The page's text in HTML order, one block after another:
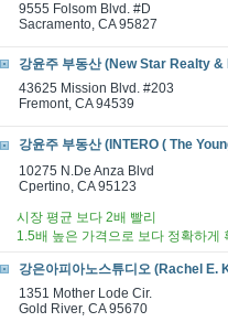
9555 Folsom Blvd. #D
Sacramento, CA 95827
강윤주 부동산 (New Star Realty
43625 Mission Blvd. #203
Fremont, CA 94539
강윤주 부동산 (INTERO ( The
10275 N.De Anza Blvd
Cpertino, CA 95123
시장 평균 보다 2배 빨리
1.5배 높은 가격으로 보다 정확하게
강은아피아노스튜디오 (Rachel E.
1351 Mother Lode Cir.
Gold River, CA 95670